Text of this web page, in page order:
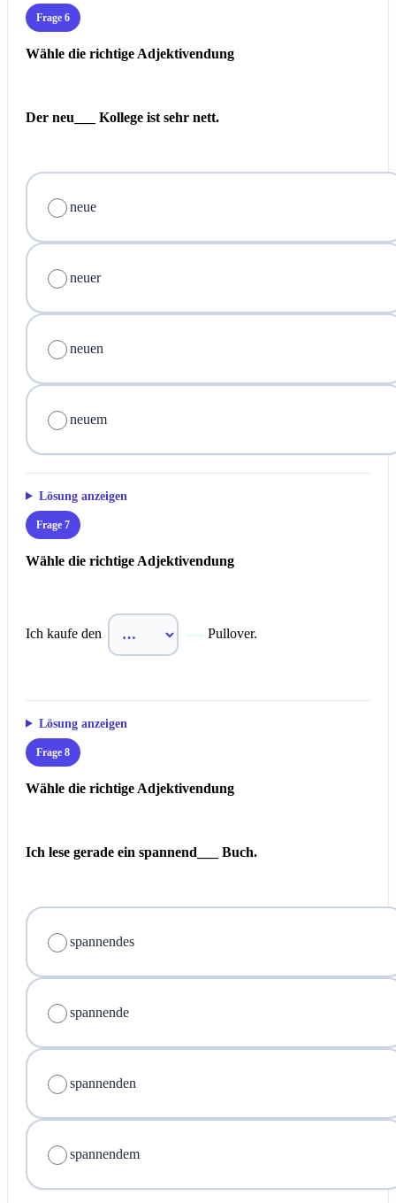
Frage 6
Wähle die richtige Adjektivendung
Der neu___ Kollege ist sehr nett.
neue
neuer
neuen
neuem
Lösung anzeigen
Frage 7
Wähle die richtige Adjektivendung
Ich kaufe den Pullover.
Lösung anzeigen
Frage 8
Wähle die richtige Adjektivendung
Ich lese gerade ein spannend___ Buch.
spannendes
spannende
spannenden
spannendem